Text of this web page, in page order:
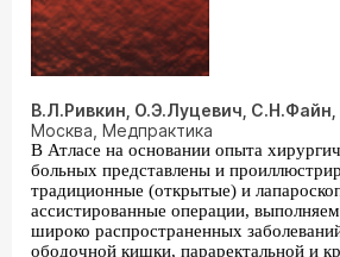
В.Л.Ривкин, О.Э.Луцевич, С.Н.Файн,
Москва, Медпрактика
В Атласе на основании опыта
больных представлены и
традиционные (открытые) и
ассистированные операции,
широко распространенных
ободочной кишки, параректальной и